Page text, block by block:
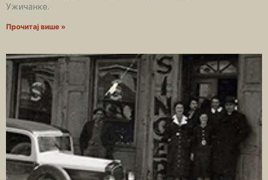
Ужичанке.
Прочитај више »